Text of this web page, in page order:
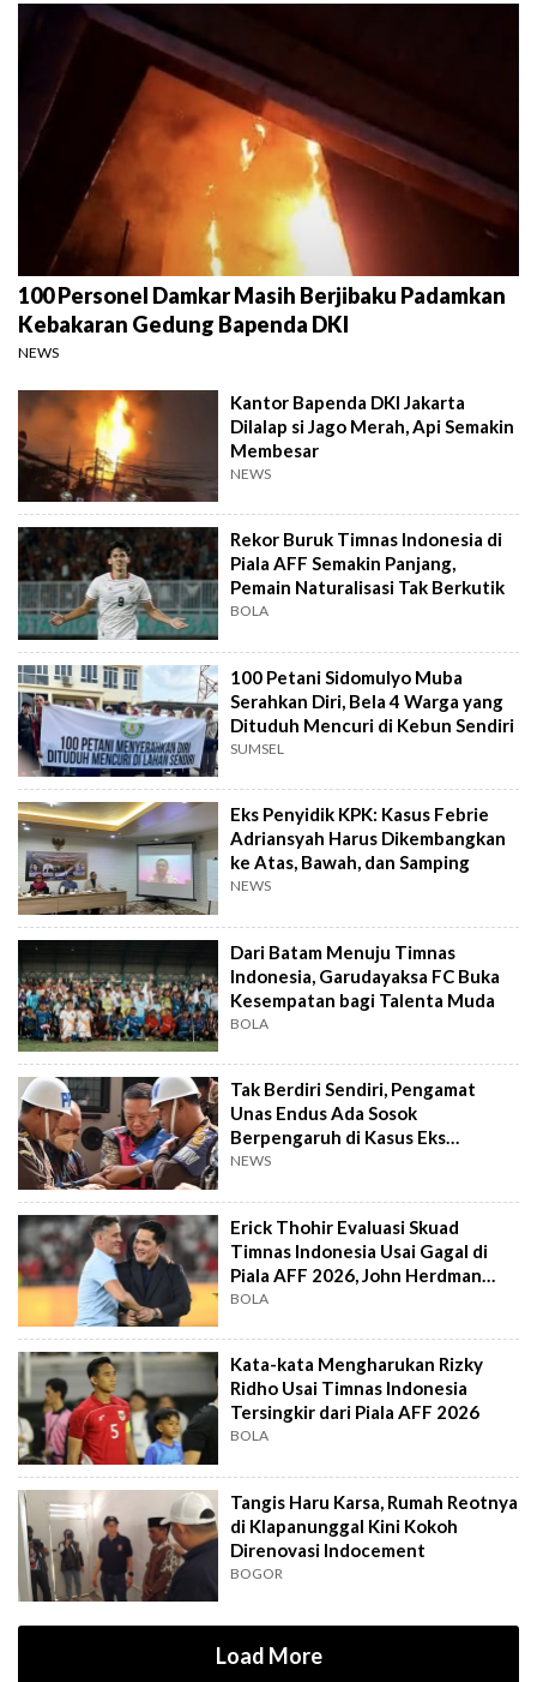
100 Personel Damkar Masih Berjibaku Padamkan
Kebakaran Gedung Bapenda DKI
NEWS
Kantor Bapenda DKI Jakarta
Dilalap si Jago Merah, Api Semakin
Membesar
NEWS
Rekor Buruk Timnas Indonesia di
Piala AFF Semakin Panjang,
Pemain Naturalisasi Tak Berkutik
BOLA
100 Petani Sidomulyo Muba
Serahkan Diri, Bela 4 Warga yang
Dituduh Mencuri di Kebun Sendiri
SUMSEL
Eks Penyidik KPK: Kasus Febrie
Adriansyah Harus Dikembangkan
ke Atas, Bawah, dan Samping
NEWS
Dari Batam Menuju Timnas
Indonesia, Garudayaksa FC Buka
Kesempatan bagi Talenta Muda
BOLA
Tak Berdiri Sendiri, Pengamat
Unas Endus Ada Sosok
Berpengaruh di Kasus Eks
Jampidsus
NEWS
Erick Thohir Evaluasi Skuad
Timnas Indonesia Usai Gagal di
Piala AFF 2026, John Herdman
Out?
BOLA
Kata-kata Mengharukan Rizky
Ridho Usai Timnas Indonesia
Tersingkir dari Piala AFF 2026
BOLA
Tangis Haru Karsa, Rumah Reotnya
di Klapanunggal Kini Kokoh
Direnovasi Indocement
BOGOR
Load More